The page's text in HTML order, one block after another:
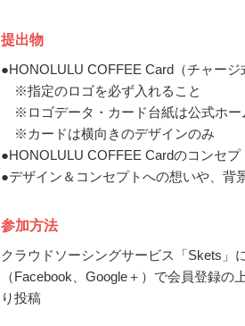
提出物
●HONOLULU COFFEE Card（チャー
※指定のロゴを必ず入れること
※ロゴデータ・カード台紙は公式ホー
※カードは横向きのデザインのみ
●HONOLULU COFFEE Cardのコンセプ
●デザイン＆コンセプトへの想いや、背
参加方法
クラウドソーシングサービス「Skets」
（Facebook、Google＋）で会員登録
り投稿